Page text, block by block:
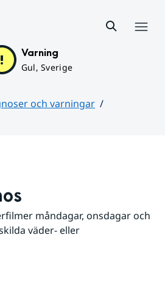
Varning
Gul, Sverige
och varningar
måndagar, onsdagar och
väder- eller